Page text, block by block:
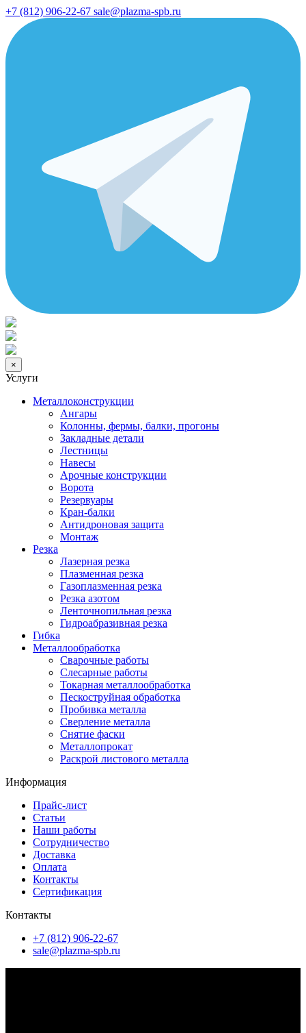
+7 (812) 906-22-67 sale@plazma-spb.ru
×
Услуги
Металлоконструкции
Ангары
Колонны, фермы, балки, прогоны
Закладные детали
Лестницы
Навесы
Арочные конструкции
Ворота
Резервуары
Кран-балки
Антидроновая защита
Монтаж
Резка
Лазерная резка
Плазменная резка
Газоплазменная резка
Резка азотом
Ленточнопильная резка
Гидроабразивная резка
Гибка
Металлообработка
Сварочные работы
Слесарные работы
Токарная металлообработка
Пескоструйная обработка
Пробивка металла
Сверление металла
Снятие фаски
Металлопрокат
Раскрой листового металла
Информация
Прайс-лист
Статьи
Наши работы
Сотрудничество
Доставка
Оплата
Контакты
Сертификация
Контакты
+7 (812) 906-22-67
sale@plazma-spb.ru